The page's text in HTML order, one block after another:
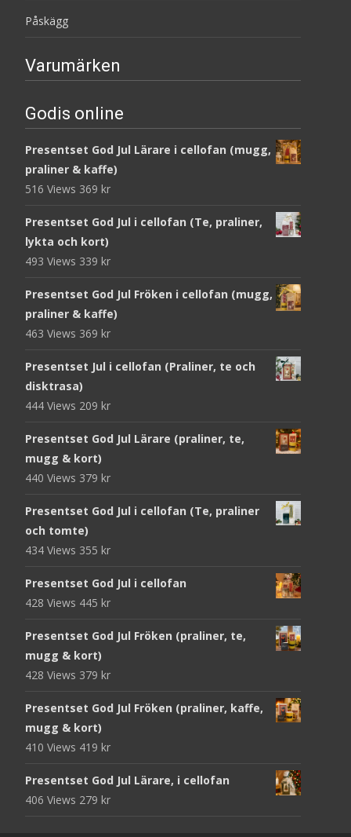
Påskägg
Varumärken
Godis online
Presentset God Jul Lärare i cellofan (mugg,
praliner & kaffe)
516 Views 369 kr
Presentset God Jul i cellofan (Te, praliner,
lykta och kort)
493 Views 339 kr
Presentset God Jul Fröken i cellofan (mugg,
praliner & kaffe)
463 Views 369 kr
Presentset Jul i cellofan (Praliner, te och
disktrasa)
444 Views 209 kr
Presentset God Jul Lärare (praliner, te,
mugg & kort)
440 Views 379 kr
Presentset God Jul i cellofan (Te, praliner
och tomte)
434 Views 355 kr
Presentset God Jul i cellofan
428 Views 445 kr
Presentset God Jul Fröken (praliner, te,
mugg & kort)
428 Views 379 kr
Presentset God Jul Fröken (praliner, kaffe,
mugg & kort)
410 Views 419 kr
Presentset God Jul Lärare, i cellofan
406 Views 279 kr